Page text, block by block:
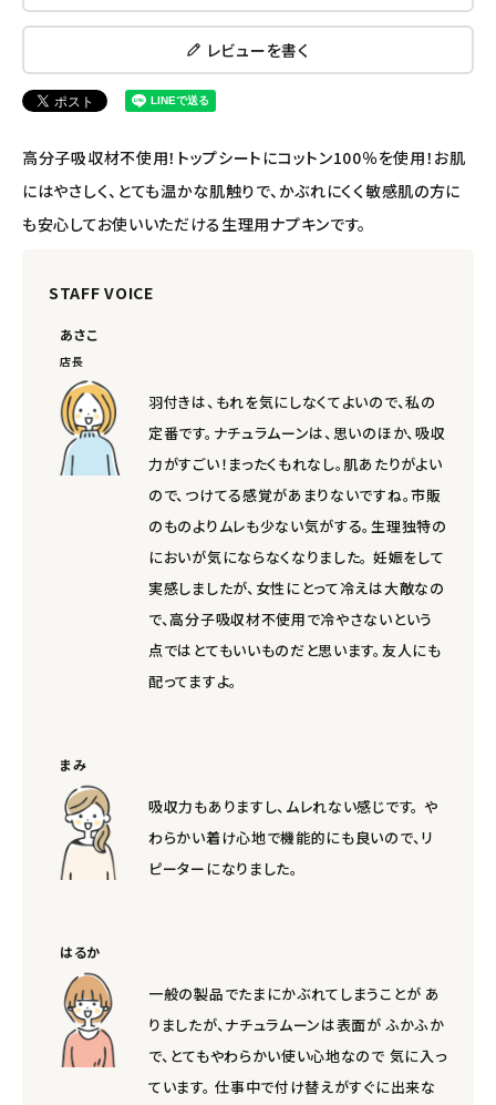
ナチュラムーン
エコリュクス
ナチュラプラス
アルモニベルツ
コラム・スタッフのおすすめ
ご利用ガイド等
アカウント情報
person 会員登録
レビューを書く
高分子吸収材不使用！トップシートにコットン100％を使用！お肌
にはやさしく、とても温かな肌触りで、かぶれにくく敏感肌の方に
も安心してお使いいただける生理用ナプキンです。
STAFF VOICE
あさこ
店長
羽付きは、もれを気にしなくてよいので、私の
定番です。ナチュラムーンは、思いのほか、吸収
力がすごい！まったくもれなし。肌あたりがよい
ので、つけてる感覚があまりないですね。市販
のものよりムレも少ない気がする。生理独特の
においが気にならなくなりました。 妊娠をして
実感しましたが、女性にとって冷えは大敵なの
で、高分子吸収材不使用で冷やさないという
点ではとてもいいものだと思います。友人にも
配ってますよ。
まみ
吸収力もありますし、ムレれない感じです。 や
わらかい着け心地で機能的にも良いので、リ
ピーターになりました。
はるか
一般の製品でたまにかぶれてしまうことが あ
りましたが、ナチュラムーンは表面が ふかふか
で、とてもやわらかい使い心地なので 気に入っ
ています。 仕事中で付け替えがすぐに出来な